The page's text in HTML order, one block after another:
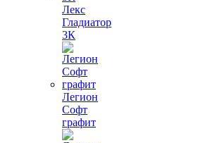
Лекс
Гладиатор
3К
Легион
Софт
графит